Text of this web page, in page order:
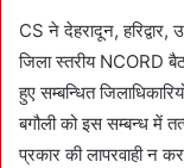
CS ने देहरादून,
जिला स्तरीय NCORD
हुए सम्बन्धित
बगौली को इस सम्बन्ध में
प्रकार की लापरवाही न